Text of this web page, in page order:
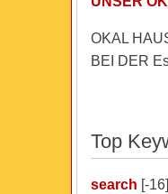
OKAL
BEI DER
Top
search [-16]